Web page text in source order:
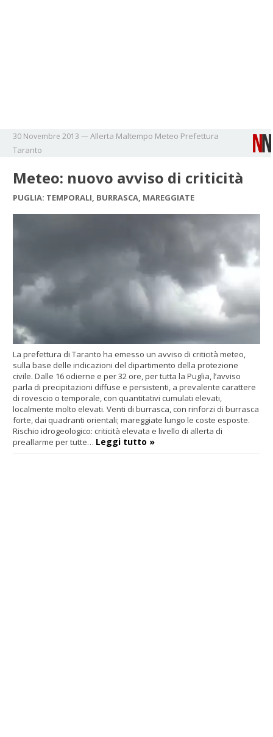
30 Novembre 2013 —Allerta Maltempo Meteo Prefettura
Taranto
Meteo: nuovo avviso di criticità
PUGLIA: TEMPORALI, BURRASCA, MAREGGIATE
La prefettura di Taranto ha emesso un avviso di criticità meteo,
sulla base delle indicazioni del dipartimento della protezione
civile. Dalle 16 odierne e per 32 ore, per tutta la Puglia, l’avviso
parla di precipitazioni diffuse e persistenti, a prevalente carattere
di rovescio o temporale, con quantitativi cumulati elevati,
localmente molto elevati. Venti di burrasca, con rinforzi di burrasca
forte, dai quadranti orientali; mareggiate lungo le coste esposte.
Rischio idrogeologico: criticità elevata e livello di allerta di
preallarme per tutte… Leggi tutto »